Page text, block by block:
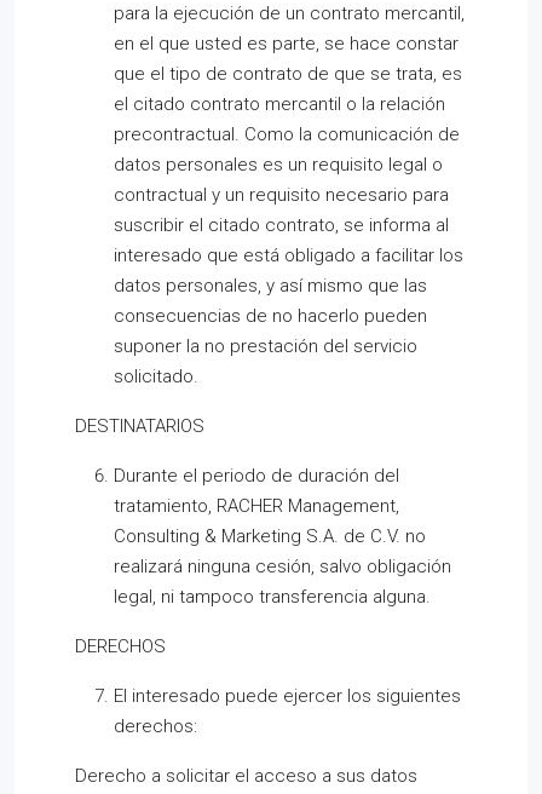
para la ejecución de un contrato mercantil,
en el que usted es parte, se hace constar
que el tipo de contrato de que se trata, es
el citado contrato mercantil o la relación
precontractual. Como la comunicación de
datos personales es un requisito legal o
contractual y un requisito necesario para
suscribir el citado contrato, se informa al
interesado que está obligado a facilitar los
datos personales, y así mismo que las
consecuencias de no hacerlo pueden
suponer la no prestación del servicio
solicitado.
DESTINATARIOS
Durante el periodo de duración del
tratamiento, RACHER Management,
Consulting & Marketing S.A. de C.V. no
realizará ninguna cesión, salvo obligación
legal, ni tampoco transferencia alguna.
DERECHOS
El interesado puede ejercer los siguientes
derechos:
Derecho a solicitar el acceso a sus datos